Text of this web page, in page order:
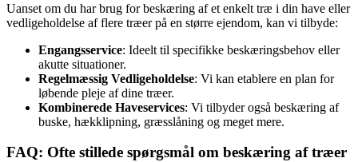
Uanset om du har brug for beskæring af et enkelt træ i din have eller
vedligeholdelse af flere træer på en større ejendom, kan vi tilbyde:
Engangsservice: Ideelt til specifikke beskæringsbehov eller
akutte situationer.
Regelmæssig Vedligeholdelse: Vi kan etablere en plan for
løbende pleje af dine træer.
Kombinerede Haveservices: Vi tilbyder også beskæring af
buske, hækklipning, græsslåning og meget mere.
FAQ: Ofte stillede spørgsmål om beskæring af træer